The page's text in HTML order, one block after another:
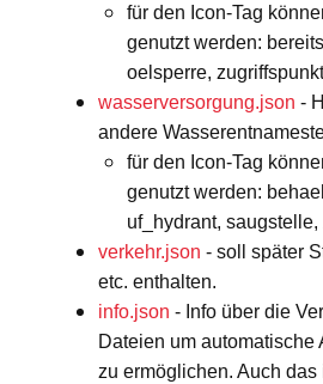
für den Icon-Tag
genutzt werden:
oelsperre, zugriffspunkt
wasserversorgung.json -
andere
für den Icon-Tag
genutzt werden:
uf_hydrant,
verkehr.json - soll später
etc. enthalten.
info.json - Info über die
Dateien um automatische
zu ermöglichen. Auch das